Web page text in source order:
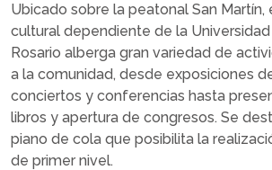
Ubicado sobre la peatonal San Martín,
cultural dependiente de la
Rosario alberga gran variedad de
a la comunidad, desde exposiciones
conciertos y conferencias hasta
libros y apertura de congresos. Se
piano de cola que posibilita la
de primer nivel.